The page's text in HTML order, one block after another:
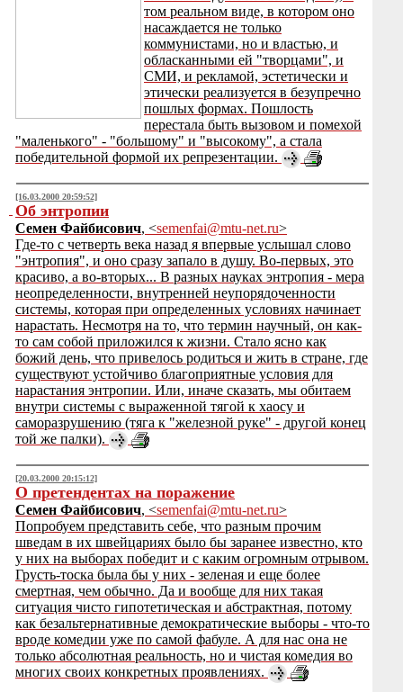
том реальном виде, в котором оно
насаждается не только
коммунистами, но и властью, и
обласканными ей "творцами", и
СМИ, и рекламой, эстетически и
этически реализуется в безупречно
пошлых формах. Пошлость
перестала быть вызовом и помехой
"маленького" - "большому" и "высокому", а стала
победительной формой их репрезентации.
[16.03.2000 20:59:52]
Об энтропии
Семен Файбисович, <semenfai@mtu-net.ru>
Где-то с четверть века назад я впервые услышал слово
"энтропия", и оно сразу запало в душу. Во-первых, это
красиво, а во-вторых... В разных науках энтропия - мера
неопределенности, внутренней неупорядоченности
системы, которая при определенных условиях начинает
нарастать. Несмотря на то, что термин научный, он как-
то сам собой приложился к жизни. Стало ясно как
божий день, что привелось родиться и жить в стране, где
существуют устойчиво благоприятные условия для
нарастания энтропии. Или, иначе сказать, мы обитаем
внутри системы с выраженной тягой к хаосу и
саморазрушению (тяга к "железной руке" - другой конец
той же палки).
[20.03.2000 20:15:12]
О претендентах на поражение
Семен Файбисович, <semenfai@mtu-net.ru>
Попробуем представить себе, что разным прочим
шведам в их швейцариях было бы заранее известно, кто
у них на выборах победит и с каким огромным отрывом.
Грусть-тоска была бы у них - зеленая и еще более
смертная, чем обычно. Да и вообще для них такая
ситуация чисто гипотетическая и абстрактная, потому
как безальтернативные демократические выборы - что-то
вроде комедии уже по самой фабуле. А для нас она не
только абсолютная реальность, но и чистая комедия во
многих своих конкретных проявлениях.